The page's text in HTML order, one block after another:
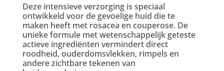
Deze intensieve verzorging is speciaal
ontwikkeld voor de gevoelige huid die te
maken heeft met rosacea en couperose. De
unieke formule met wetenschappelijk geteste
actieve ingrediënten vermindert direct
roodheid, ouderdomsvlekken, rimpels en
andere zichtbare tekenen van